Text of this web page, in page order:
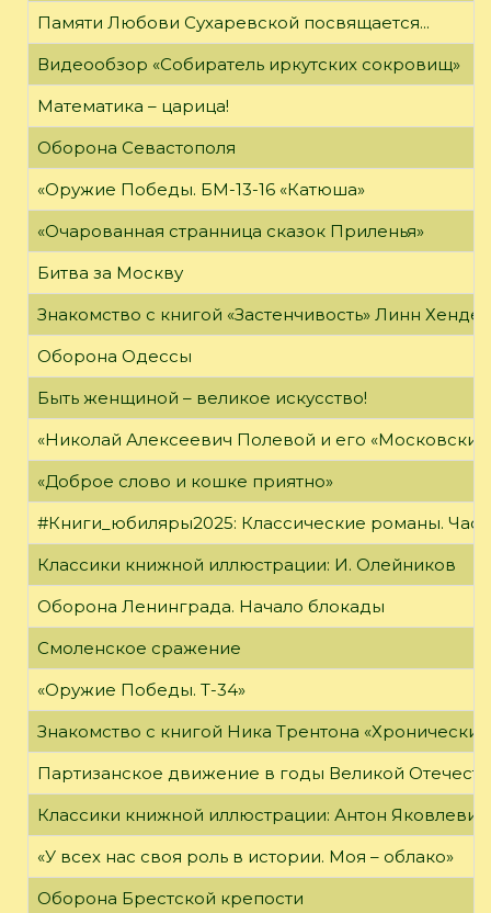
Памяти Любови Сухаревской посвящается...
Видеообзор «Собиратель иркутских сокровищ»
Математика – царица!
Оборона Севастополя
«Оружие Победы. БМ-13-16 «Катюша»
«Очарованная странница сказок Приленья»
Битва за Москву
Знакомство с книгой «Застенчивость» Линн
Оборона Одессы
Быть женщиной – великое искусство!
«Николай Алексеевич Полевой и его «Московский
«Доброе слово и кошке приятно»
#Книги_юбиляры2025: Классические романы.
Классики книжной иллюстрации: И. Олейников
Оборона Ленинграда. Начало блокады
Смоленское сражение
«Оружие Победы. Т-34»
Знакомство с книгой Ника Трентона
Партизанское движение в годы Великой
Классики книжной иллюстрации: Антон
«У всех нас своя роль в истории. Моя – облако»
Оборона Брестской крепости